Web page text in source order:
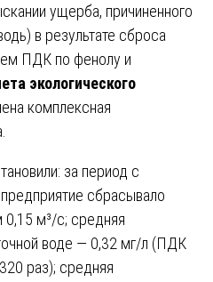
ущерба, причиненного
в результате сброса
ПДК по фенолу и
экологического
комплексная
за период с
сбрасывало
м³/с; средняя
воде — 0,32 мг/л (ПДК
раз); средняя